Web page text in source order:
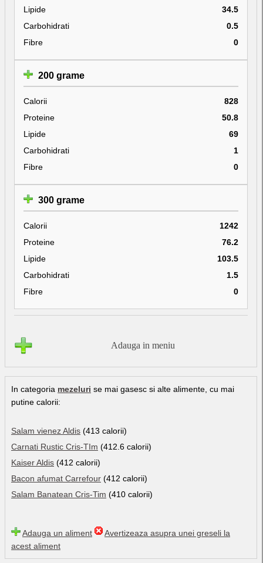
Lipide
34.5
Carbohidrati
0.5
Fibre
0
200 grame
Calorii
828
Proteine
50.8
Lipide
69
Carbohidrati
1
Fibre
0
300 grame
Calorii
1242
Proteine
76.2
Lipide
103.5
Carbohidrati
1.5
Fibre
0
Adauga in meniu
In categoria mezeluri se mai gasesc si alte alimente, cu mai
putine calorii:
Salam vienez Aldis (413 calorii)
Carnati Rustic Cris-TIm (412.6 calorii)
Kaiser Aldis (412 calorii)
Bacon afumat Carrefour (412 calorii)
Salam Banatean Cris-Tim (410 calorii)
Adauga un aliment
Avertizeaza asupra unei greseli la
acest aliment